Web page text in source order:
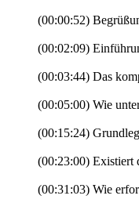
(00:00:52)
(00:02:09)
(00:03:44) Das
(00:05:00) Wie
(00:15:24)
(00:23:00) Existiert
(00:31:03) Wie